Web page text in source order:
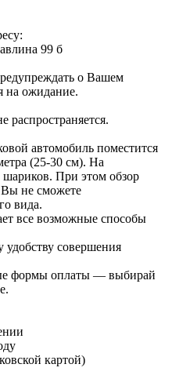
99 б
о Вашем
на ожидание.
распространяется.
автомобиль поместится
(25-30 см). На
шариков. При этом обзор
Вы не сможете
вида.
все возможные способы
совершения
формы оплаты — выбирай
картой)